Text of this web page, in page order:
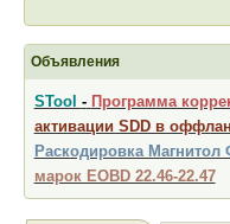
Объявления
STool - Программа
активации SDD в
Раскодировка
марок EOBD 22.46-22.47